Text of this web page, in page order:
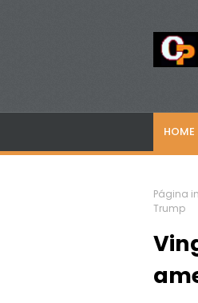
HOME
Página
Trump